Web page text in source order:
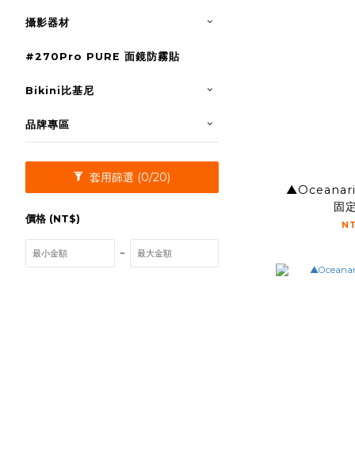
攝影器材
#270Pro PURE 面鏡防霧貼
Bikini比基尼
品牌專區
套用篩選 (0/20)
價格 (NT$)
~
固